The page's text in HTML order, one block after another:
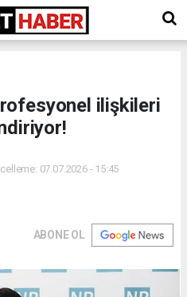
ilişkileri
07.07.2026 - 15:45
ABONE OL